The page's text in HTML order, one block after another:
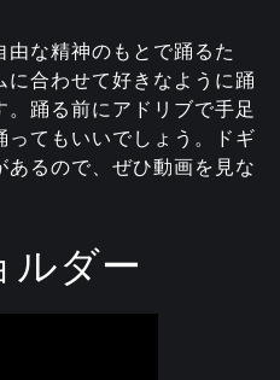
由な精神のもとで踊るた
合わせて好きなように踊
踊る前にアドリブで手足
ってもいいでしょう。ドギ
るので、ぜひ動画を見な
ルダー